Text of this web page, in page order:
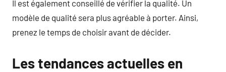
Il est également conseillé de vérifier la qualité. Un
modèle de qualité sera plus agréable à porter. Ainsi,
prenez le temps de choisir avant de décider.
Les tendances actuelles en